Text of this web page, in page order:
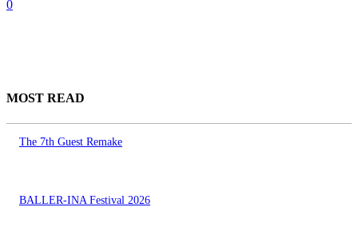
0
MOST READ
The 7th Guest Remake
BALLER-INA Festival 2026